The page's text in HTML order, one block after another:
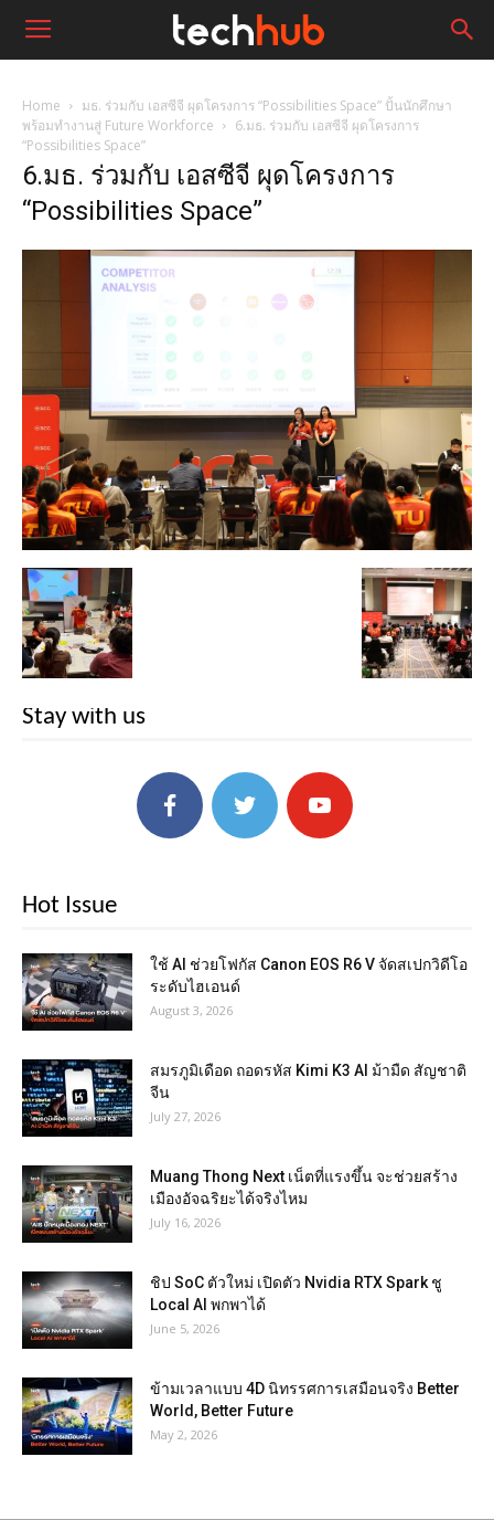
Home
มธ. ร่วมกับ เอสซีจี ผุดโครงการ “Possibilities Space” ปั้นนักศึกษา
พร้อมทำงานสู่ Future Workforce
6.มธ. ร่วมกับ เอสซีจี ผุดโครงการ
“Possibilities Space”
6.มธ. ร่วมกับ เอสซีจี ผุดโครงการ
“Possibilities Space”
Stay with us
Hot Issue
ใช้ AI ช่วยโฟกัส Canon EOS R6 V จัดสเปกวิดีโอ
ระดับไฮเอนด์
August 3, 2026
สมรภูมิเดือด ถอดรหัส Kimi K3 AI ม้ามืด สัญชาติ
จีน
July 27, 2026
Muang Thong Next เน็ตที่แรงขึ้น จะช่วยสร้าง
เมืองอัจฉริยะได้จริงไหม
July 16, 2026
ชิป SoC ตัวใหม่ เปิดตัว Nvidia RTX Spark ชู
Local AI พกพาได้
June 5, 2026
ข้ามเวลาแบบ 4D นิทรรศการเสมือนจริง Better
World, Better Future
May 2, 2026